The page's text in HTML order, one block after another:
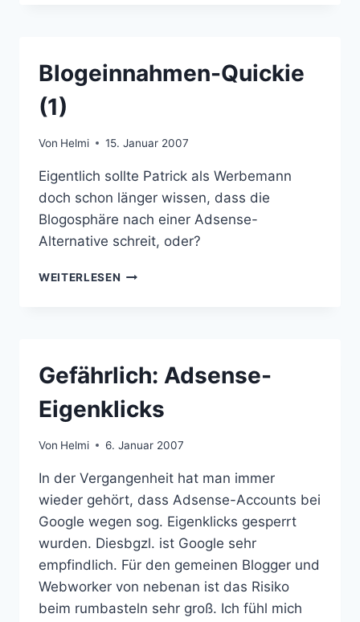
Blogeinnahmen-Quickie
(1)
Von Helmi 15. Januar 2007
Eigentlich sollte Patrick als Werbemann
doch schon länger wissen, dass die
Blogosphäre nach einer Adsense-
Alternative schreit, oder?
WEITERLESEN BLOGEINNAHMEN-
Gefährlich: Adsense-
Eigenklicks
Von Helmi 6. Januar 2007
In der Vergangenheit hat man immer
wieder gehört, dass Adsense-Accounts bei
Google wegen sog. Eigenklicks gesperrt
wurden. Diesbgzl. ist Google sehr
empfindlich. Für den gemeinen Blogger und
Webworker von nebenan ist das Risiko
beim rumbasteln sehr groß. Ich fühl mich